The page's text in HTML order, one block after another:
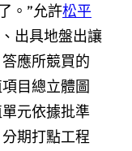
。”允許松平
出具地盤出讓
應所競買的
目總立體圖
元依據批準
期打點工程